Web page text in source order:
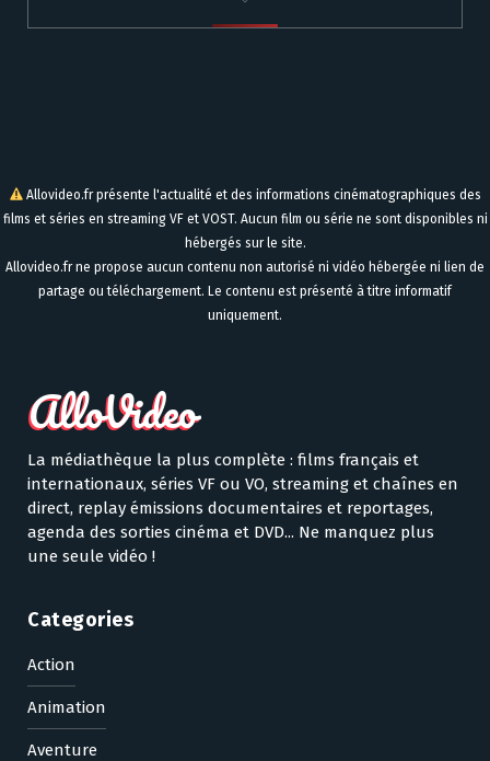
Allovideo.fr présente l'actualité et des informations cinématographiques des
films et séries en streaming VF et VOST. Aucun film ou série ne sont disponibles ni
hébergés sur le site.
Allovideo.fr ne propose aucun contenu non autorisé ni vidéo hébergée ni lien de
partage ou téléchargement. Le contenu est présenté à titre informatif
uniquement.
La médiathèque la plus complète : films français et
internationaux, séries VF ou VO, streaming et chaînes en
direct, replay émissions documentaires et reportages,
agenda des sorties cinéma et DVD... Ne manquez plus
une seule vidéo !
Categories
Action
Animation
Aventure